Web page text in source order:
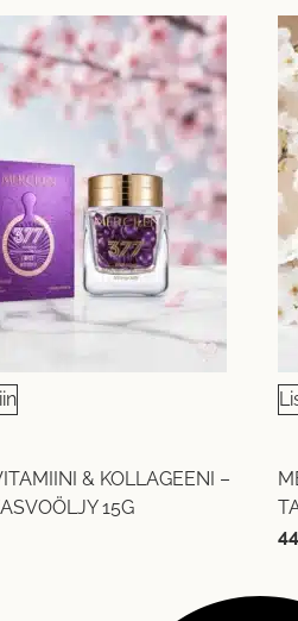
& KOLLAGEENI –
15G